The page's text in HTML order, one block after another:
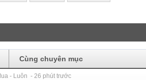
Cùng chuyên mục
- Luôn - 26 phút trước